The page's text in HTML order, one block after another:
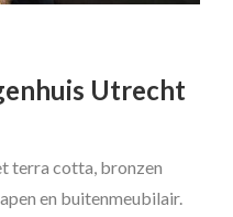
Utrecht
terra cotta, bronzen
en buitenmeubilair.